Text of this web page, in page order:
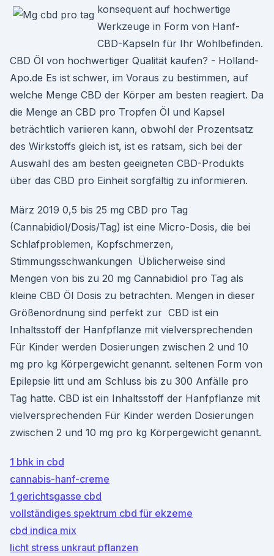
konsequent auf hochwertige
Werkzeuge in Form von Hanf-
CBD-Kapseln für Ihr Wohlbefinden.
CBD Öl von hochwertiger Qualität kaufen? - Holland-
Apo.de Es ist schwer, im Voraus zu bestimmen, auf
welche Menge CBD der Körper am besten reagiert. Da
die Menge an CBD pro Tropfen Öl und Kapsel
beträchtlich variieren kann, obwohl der Prozentsatz
des Wirkstoffs gleich ist, ist es ratsam, sich bei der
Auswahl des am besten geeigneten CBD-Produkts
über das CBD pro Einheit sorgfältig zu informieren.
März 2019 0,5 bis 25 mg CBD pro Tag
(Cannabidiol/Dosis/Tag) ist eine Micro-Dosis, die bei
Schlafproblemen, Kopfschmerzen,
Stimmungsschwankungen Üblicherweise sind
Mengen von bis zu 20 mg Cannabidiol pro Tag als
kleine CBD Öl Dosis zu betrachten. Mengen in dieser
Größenordnung sind perfekt zur CBD ist ein
Inhaltsstoff der Hanfpflanze mit vielversprechenden
Für Kinder werden Dosierungen zwischen 2 und 10
mg pro kg Körpergewicht genannt. seltenen Form von
Epilepsie litt und am Schluss bis zu 300 Anfälle pro
Tag hatte. CBD ist ein Inhaltsstoff der Hanfpflanze mit
vielversprechenden Für Kinder werden Dosierungen
zwischen 2 und 10 mg pro kg Körpergewicht genannt.
1 bhk in cbd
cannabis-hanf-creme
1 gerichtsgasse cbd
vollständiges spektrum cbd für ekzeme
cbd indica mix
licht stress unkraut pflanzen